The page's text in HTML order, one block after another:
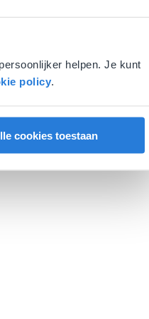
helpen. Je kunt
policy.
cookies toestaan